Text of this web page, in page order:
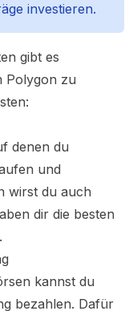
investieren.
gibt es
Polygon zu
denen du
und
wirst du auch
dir die besten
kannst du
bezahlen. Dafür